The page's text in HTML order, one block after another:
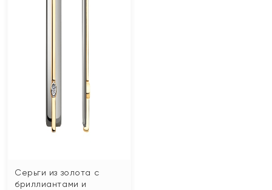
Серьги из золота с
бриллиантами и